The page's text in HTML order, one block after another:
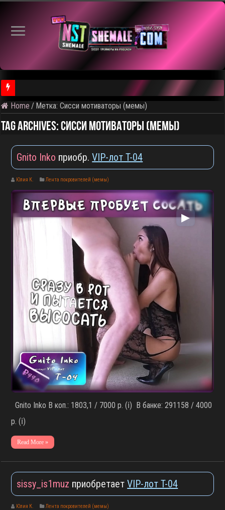
Home / Метка:Сисси мотиваторы (мемы)
Tag Archives:Сисси мотиваторы (мемы)
Gnito Inko приобр.VIP-лот T-04
Юлия К. Лента покровителей (мемы)
▶
Gnito Inko В коп.: 1803,1 / 7000 р. (ℹ️) В банке: 291158 / 4000
р. (ℹ️)
Read More »
sissy_is1muz приобретаетVIP-лот T-04
Юлия К. Лента покровителей (мемы)